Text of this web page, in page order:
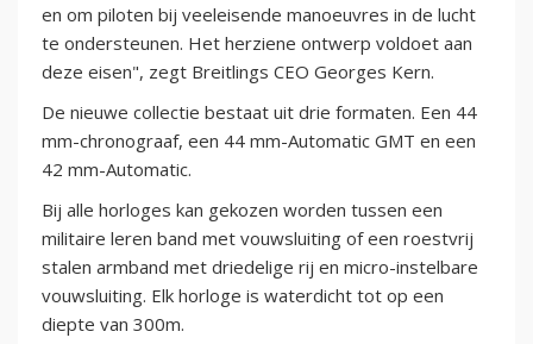
en om piloten bij veeleisende manoeuvres in de lucht
te ondersteunen. Het herziene ontwerp voldoet aan
deze eisen", zegt Breitlings CEO Georges Kern.
De nieuwe collectie bestaat uit drie formaten. Een 44
mm-chronograaf, een 44 mm-Automatic GMT en een
42 mm-Automatic.
Bij alle horloges kan gekozen worden tussen een
militaire leren band met vouwsluiting of een roestvrij
stalen armband met driedelige rij en micro-instelbare
vouwsluiting. Elk horloge is waterdicht tot op een
diepte van 300m.